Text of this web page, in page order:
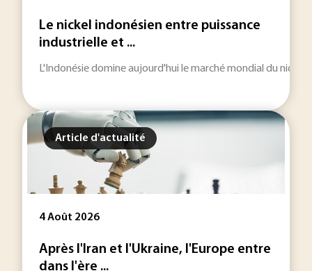
Le nickel indonésien entre puissance
industrielle et ...
L'Indonésie domine aujourd'hui le marché mondial du
Article d'actualité
4 Août 2026
Après l'Iran et l'Ukraine, l'Europe entre
dans l'ère ...